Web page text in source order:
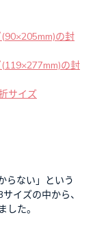
の封
の封
サイズ
らない」という
イズの中から、
た。